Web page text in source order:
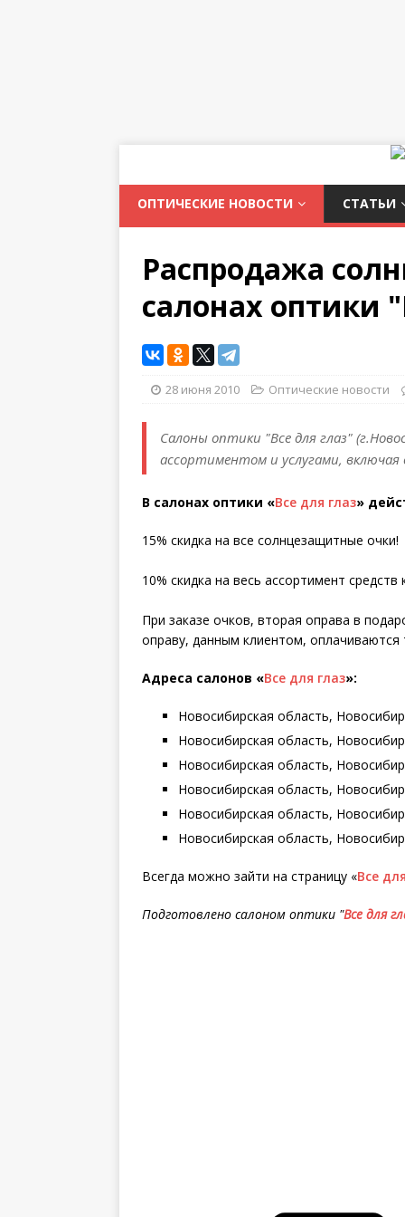
ОПТИЧЕСКИЕ НОВОСТИ СТАТЬИ
Распродажа
салонах оптики
28 июня 2010 Оптические новости
Салоны оптики "Все для глаз"
ассортиментом и услугами, включая
В салонах оптики «Все для глаз»
15% скидка на все солнцезащитные очки!
10% скидка на весь ассортимент
При заказе очков, вторая оправа в
оправу, данным клиентом, оплачиваются
Адреса салонов «Все для глаз»:
Новосибирская область,
Новосибирская область,
Новосибирская область,
Новосибирская область,
Новосибирская область,
Новосибирская область,
Всегда можно зайти на страницу «Все
Подготовлено салоном оптики "Все для